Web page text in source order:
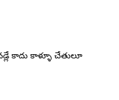
కాదు కాళ్ళూ చేతులూ